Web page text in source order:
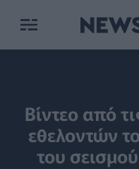
Βίντεο από
εθελοντών
του